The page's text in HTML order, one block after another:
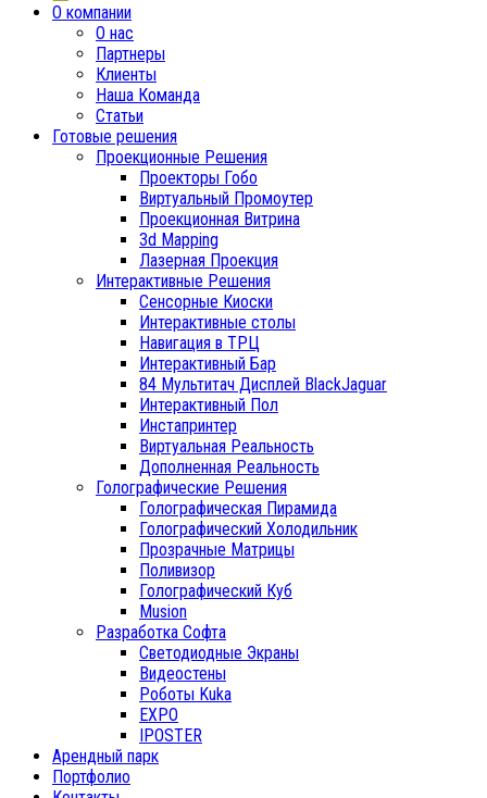
О компании
О нас
Партнеры
Клиенты
Наша Команда
Статьи
Готовые решения
Проекционные Решения
Проекторы Гобо
Виртуальный Промоутер
Проекционная Витрина
3d Mapping
Лазерная Проекция
Интерактивные Решения
Сенсорные Киоски
Интерактивные столы
Навигация в ТРЦ
Интерактивный Бар
84 Мультитач Дисплей BlackJaguar
Интерактивный Пол
Инстапринтер
Виртуальная Реальность
Дополненная Реальность
Голографические Решения
Голографическая Пирамида
Голографический Холодильник
Прозрачные Матрицы
Поливизор
Голографический Куб
Musion
Разработка Софта
Светодиодные Экраны
Видеостены
Роботы Kuka
EXPO
IPOSTER
Арендный парк
Портфолио